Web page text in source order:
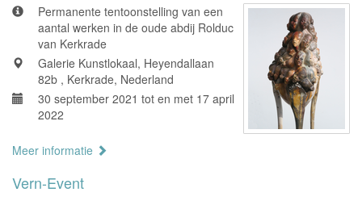
Permanente tentoonstelling van een
aantal werken in de oude abdij Rolduc
van Kerkrade
Galerie Kunstlokaal, Heyendallaan
82b , Kerkrade, Nederland
30 september 2021 tot en met 17 april
2022
Meer informatie
Vern-Event